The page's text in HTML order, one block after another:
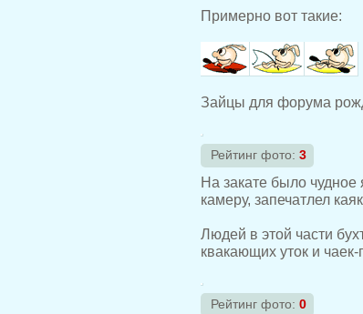
Примерно вот такие:
Зайцы для форума
Рейтинг фото: 3
На закате было
камеру, запечатлел
Людей в этой части
квакающих уток и
Рейтинг фото: 0